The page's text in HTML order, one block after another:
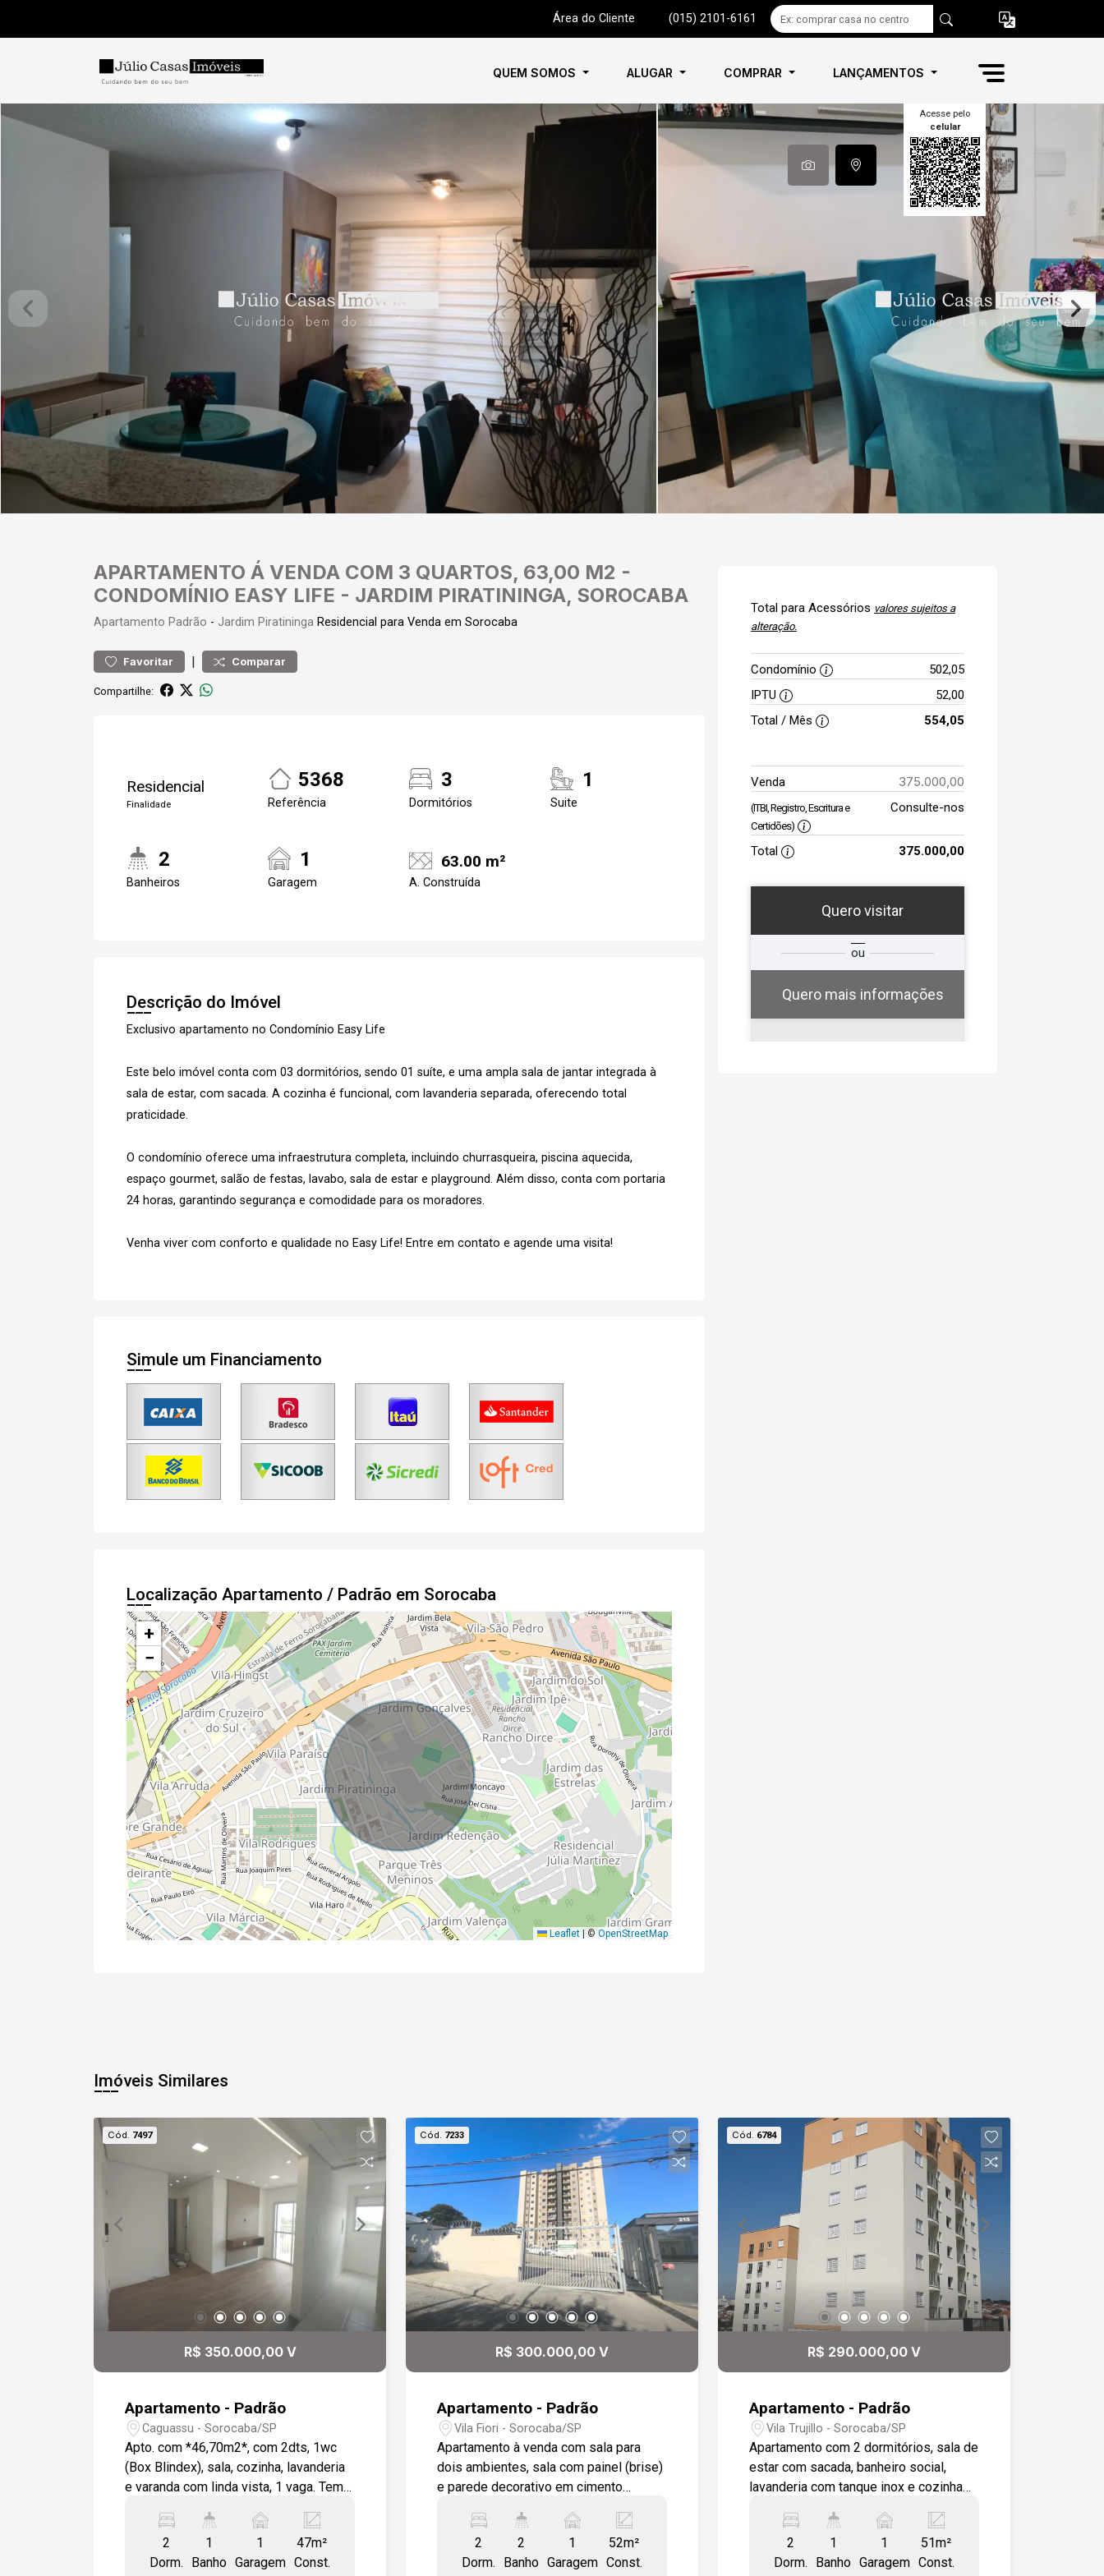
Área do Cliente (015) 2101-6161
QUEM SOMOS ALUGAR COMPRAR LANÇAMENTOS
Acesse pelo
celular
APARTAMENTO Á VENDA COM 3 QUARTOS, 63,00 M2 -
CONDOMÍNIO EASY LIFE - JARDIM PIRATININGA, SOROCABA
Apartamento Padrão - Jardim Piratininga Residencial para Venda em Sorocaba
Favoritar | Comparar
Compartilhe:
Residencial
Finalidade
5368
Referência
3
Dormitórios
1
Suite
2
Banheiros
1
Garagem
63.00 m²
A. Construída
Descrição do Imóvel
Exclusivo apartamento no Condomínio Easy Life
Este belo imóvel conta com 03 dormitórios, sendo 01 suíte, e uma ampla sala de jantar integrada à
sala de estar, com sacada. A cozinha é funcional, com lavanderia separada, oferecendo total
praticidade.
O condomínio oferece uma infraestrutura completa, incluindo churrasqueira, piscina aquecida,
espaço gourmet, salão de festas, lavabo, sala de estar e playground. Além disso, conta com portaria
24 horas, garantindo segurança e comodidade para os moradores.
Venha viver com conforto e qualidade no Easy Life! Entre em contato e agende uma visita!
Simule um Financiamento
Localização Apartamento / Padrão em Sorocaba
+
−
Leaflet © OpenStreetMap
Total para Acessórios valores sujeitos a
alteração.
Condomínio
502,05
IPTU
52,00
Total / Mês
554,05
Venda 375.000,00
(ITBI, Registro, Escritura e
Certidões)
Consulte-nos
Total 375.000,00
Quero visitar
ou
Quero mais informações
Qual o melhor dia e
horário para você?
16h00
No Imóvel
Esqueci minha senha
Cadastre-se
Finalizar Cadastro
Imóveis Similares
Cód. 7497
R$ 350.000,00 V
Apartamento - Padrão
Caguassu - Sorocaba/SP
Apto. com *46,70m2*, com 2dts, 1wc
(Box Blindex), sala, cozinha, lavanderia
e varanda com linda vista, 1 vaga. Tem
nos dois quartos, lavanderia e painel na
gesso, sancas e leds* em TODO
2
Dorm.
1
Banho
1
Garagem
47m²
Const.
Cód. 7233
R$ 300.000,00 V
Apartamento - Padrão
Vila Fiori - Sorocaba/SP
Apartamento à venda com sala para
dois ambientes, sala com painel (brise)
e parede decorativo em cimento
travertino, gabinete, box em vidro
temperado. Cozinha planejada com
cooktop, forno, pia em granito. 02
2
Dorm.
2
Banho
1
Garagem
52m²
Const.
Cód. 6784
R$ 290.000,00 V
Apartamento - Padrão
Vila Trujillo - Sorocaba/SP
Apartamento com 2 dormitórios, sala de
estar com sacada, banheiro social,
lavanderia com tanque inox e cozinha
conforto e momentos em família e com
amigos. Localização em região
estratégica e com fácil acesso às
2
Dorm.
1
Banho
1
Garagem
51m²
Const.